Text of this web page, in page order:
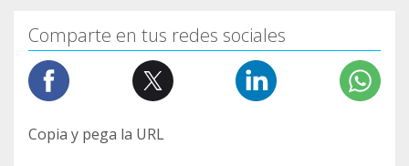
Comparte en tus redes sociales
Copia y pega la URL